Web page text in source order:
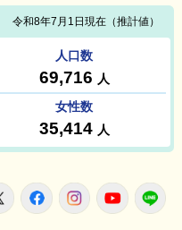
市役所
X FacebookInstagram